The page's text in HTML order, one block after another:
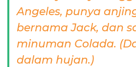
Angeles, punya
bernama Jack, dan
minuman Colada.
dalam hujan.)